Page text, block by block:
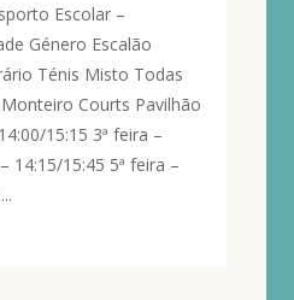
Escolar –
Género Escalão
Ténis Misto Todas
Courts Pavilhão
15:15 3ª feira –
14:15/15:45 5ª feira –